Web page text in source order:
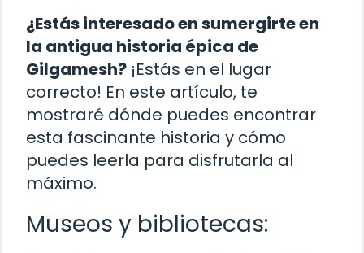
¿Estás interesado en sumergirte en
la antigua historia épica de
Gilgamesh? ¡Estás en el lugar
correcto! En este artículo, te
mostraré dónde puedes encontrar
esta fascinante historia y cómo
puedes leerla para disfrutarla al
máximo.
Museos y bibliotecas: